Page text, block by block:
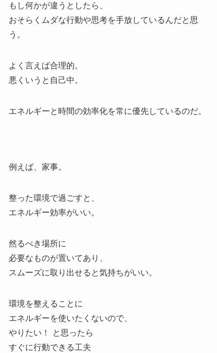
もし何かが違うとしたら、
おそらくムダな行動や思考を手放しているんだと思
う。
よく言えば合理的。
悪くいうと自己中。
エネルギーと時間の効率化を常に優先しているのだ。
例えば、家事。
整った環境で過ごすと、
エネルギー効率がいい。
然るべき場所に
必要なものが置いてあり、
スムーズに取り出せると気持ちがいい。
環境を整えることに
エネルギーを使いたくないので、
やりたい！ と思ったら
すぐに行動できる工夫